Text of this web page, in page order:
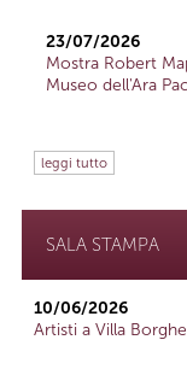
23/07/2026
Mostra Robert
Museo dell'Ara
leggi tutto
SALA STAMPA
10/06/2026
Artisti a Villa